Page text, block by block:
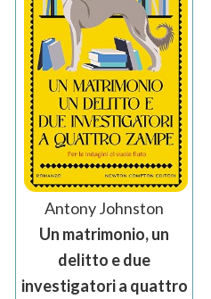
Antony Johnston
Un matrimonio, un
delitto e due
investigatori a quattro